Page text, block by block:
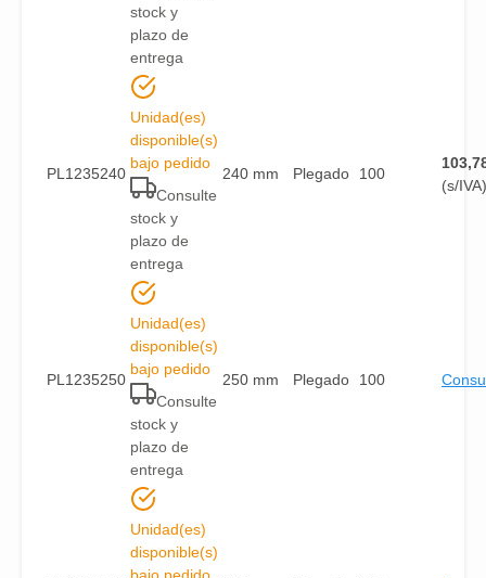
stock y
plazo de
entrega
PL1235240
Unidad(es)
disponible(s)
bajo pedido
Consulte
stock y
plazo de
entrega
240 mm Plegado 100
(s/IVA)
PL1235250
Unidad(es)
disponible(s)
bajo pedido
Consulte
stock y
plazo de
entrega
250 mm Plegado 100
Unidad(es)
disponible(s)